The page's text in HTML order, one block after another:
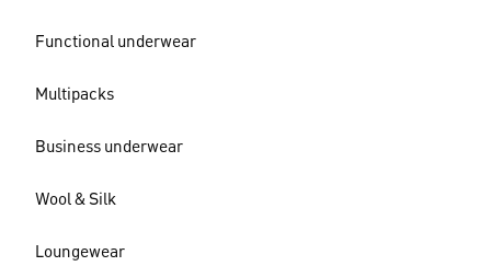
Functional underwear
Multipacks
Business underwear
Wool & Silk
Loungewear